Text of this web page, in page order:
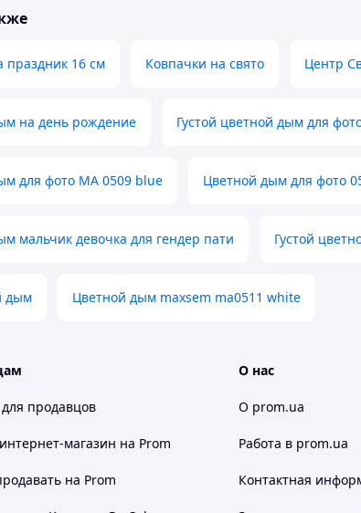
праздник 16 см Ковпачки на свято Центр
на день рождение Густой цветной дым для
для фото MA 0509 blue Цветной дым для фото
мальчик девочка для гендер пати Густой
дым Цветной дым maxsem ma0511 white
продавцов
магазин на Prom
на Prom
О нас
О prom.ua
Работа в prom.ua
Контактная